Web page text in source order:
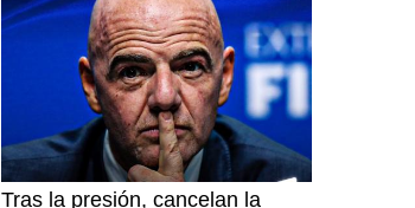
Tras la presión, cancelan la